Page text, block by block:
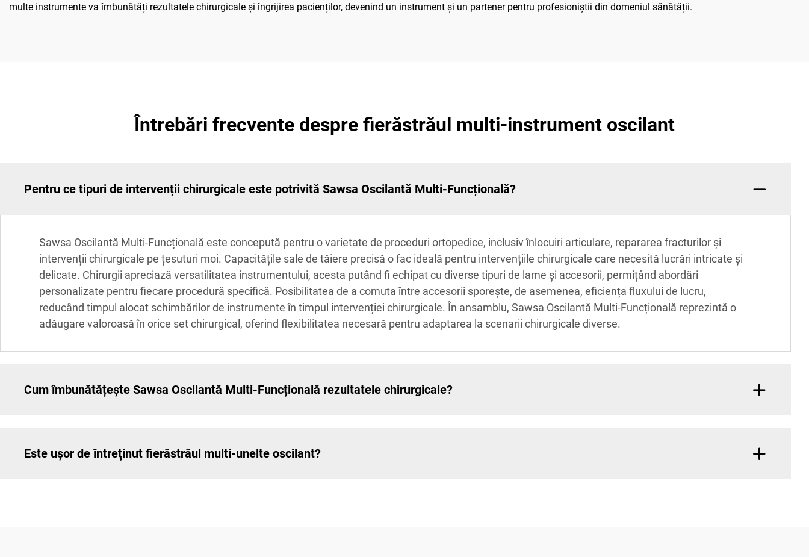
multe instrumente va îmbunătăți rezultatele chirurgicale și îngrijirea pacienților, devenind un instrument și un partener pentru profesioniștii din domeniul sănătății.
Întrebări frecvente despre fierăstrăul multi-instrument oscilant
Pentru ce tipuri de intervenții chirurgicale este potrivită Sawsa Oscilantă Multi-Funcțională?
Sawsa Oscilantă Multi-Funcțională este concepută pentru o varietate de proceduri ortopedice, inclusiv înlocuiri articulare, repararea fracturilor și
intervenții chirurgicale pe țesuturi moi. Capacitățile sale de tăiere precisă o fac ideală pentru intervențiile chirurgicale care necesită lucrări intricate și
delicate. Chirurgii apreciază versatilitatea instrumentului, acesta putând fi echipat cu diverse tipuri de lame și accesorii, permițând abordări
personalizate pentru fiecare procedură specifică. Posibilitatea de a comuta între accesorii sporește, de asemenea, eficiența fluxului de lucru,
reducând timpul alocat schimbărilor de instrumente în timpul intervenției chirurgicale. În ansamblu, Sawsa Oscilantă Multi-Funcțională reprezintă o
adăugare valoroasă în orice set chirurgical, oferind flexibilitatea necesară pentru adaptarea la scenarii chirurgicale diverse.
Cum îmbunătățește Sawsa Oscilantă Multi-Funcțională rezultatele chirurgicale?
Este uşor de întreţinut fierăstrăul multi-unelte oscilant?